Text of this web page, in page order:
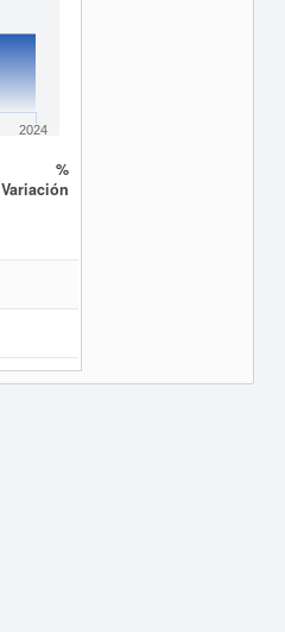
2024
%
Variación